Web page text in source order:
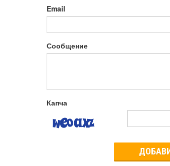
Email
Сообщение
Капча